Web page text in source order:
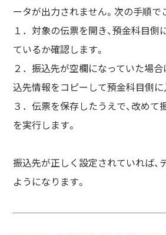
ータが出力されません。次の手順で
１．対象の伝票を開き、預金科目
ているか確認します。
２．振込先が空欄になっていた場合
込先情報をコピーして預金科目側に
３．伝票を保存したうえで、改めて
を実行します。
振込先が正しく設定されていれば、
ようになります。